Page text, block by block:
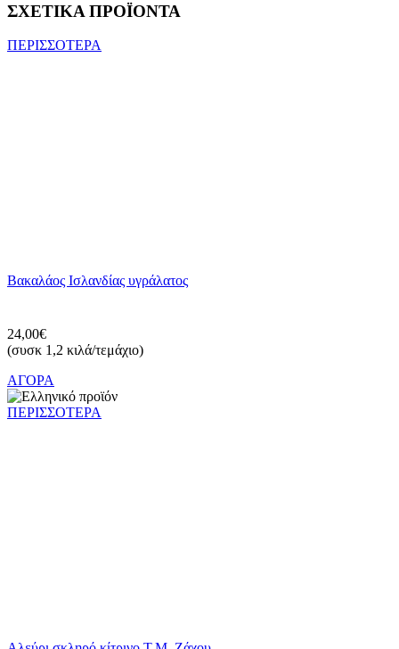
ΣΧΕΤΙΚΑ ΠΡΟΪΟΝΤΑ
ΠΕΡΙΣΣΟΤΕΡΑ
Βακαλάος Ισλανδίας υγράλατος
24,00€
(συσκ 1,2 κιλά/τεμάχιο)
ΑΓΟΡΑ
ΠΕΡΙΣΣΟΤΕΡΑ